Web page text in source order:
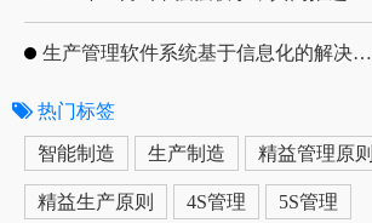
生产管理软件系统基于信息化的解决方案
热门标签
智能制造 生产制造 精益管理原则
精益生产原则 4S管理 5S管理